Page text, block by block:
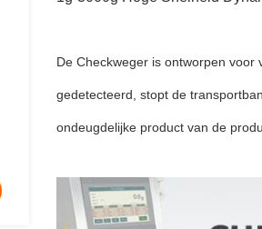
De Checkweger is ontworpen
gedetecteerd, stopt de
ondeugdelijke product van de